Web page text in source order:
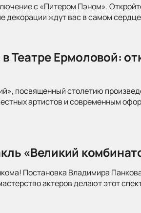
с «Питером Пэном».
декорации ждут вас в самом
Театре Ермоловой:
посвященный столетию
артистов и современным
«Великий
Постановка Владимира
актеров делают этот